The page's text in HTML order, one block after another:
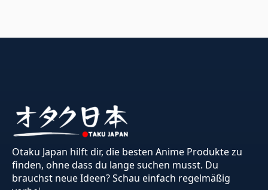
Otaku Japan hilft dir, die besten Anime Produkte zu
finden, ohne dass du lange suchen musst. Du
brauchst neue Ideen? Schau einfach regelmäßig